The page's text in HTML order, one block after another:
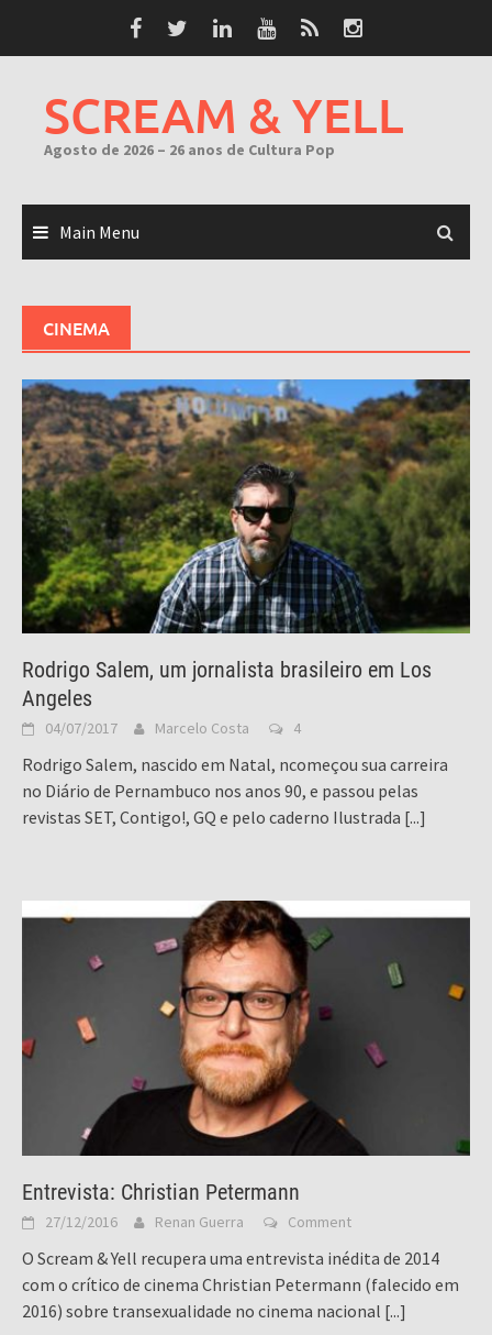
SCREAM & YELL
Agosto de 2026 – 26 anos de Cultura Pop
Main Menu
CINEMA
Rodrigo Salem, um jornalista brasileiro em Los
Angeles
04/07/2017 Marcelo Costa 4
Rodrigo Salem, nascido em Natal, ncomeçou sua carreira
no Diário de Pernambuco nos anos 90, e passou pelas
revistas SET, Contigo!, GQ e pelo caderno Ilustrada [...]
Entrevista: Christian Petermann
27/12/2016 Renan Guerra Comment
O Scream & Yell recupera uma entrevista inédita de 2014
com o crítico de cinema Christian Petermann (falecido em
2016) sobre transexualidade no cinema nacional [...]